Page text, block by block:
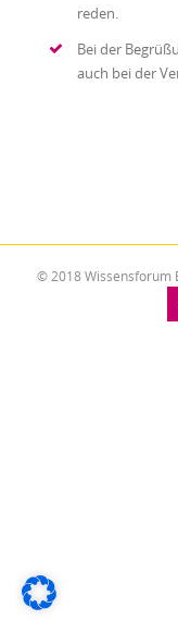
reden.
Bei der
auch bei der
© 2018 Wissensforum